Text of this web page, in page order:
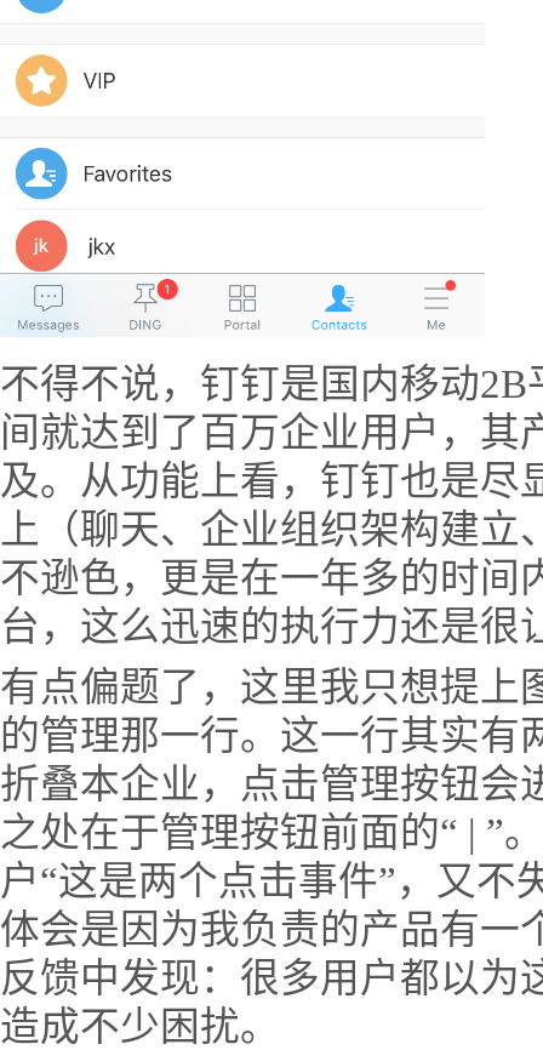
不得不说，钉钉是国内移动
间就达到了百万企业用户，其
及。从功能上看，钉钉也是尽
上（聊天、企业组织架构建
不逊色，更是在一年多的时间
台，这么迅速的执行力还是很
有点偏题了，这里我只想提上
的管理那一行。这一行其实有
折叠本企业，点击管理按钮会
之处在于管理按钮前面的“ | ”
户“这是两个点击事件”，又不
体会是因为我负责的产品有一
反馈中发现：很多用户都以为
造成不少困扰。